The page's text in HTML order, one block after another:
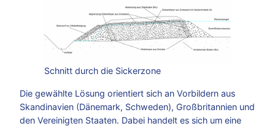
Schnitt durch die Sickerzone
Die gewählte Lösung orientiert sich an Vorbildern aus
Skandinavien (Dänemark, Schweden), Großbritannien und
den Vereinigten Staaten. Dabei handelt es sich um eine